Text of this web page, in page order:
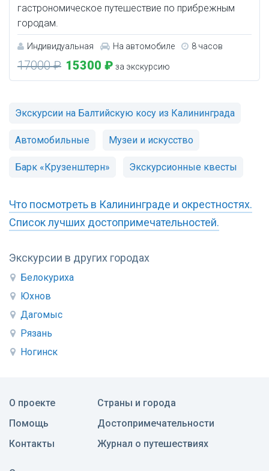
Экскурсии в других городах
Белокуриха
Юхнов
Дагомыс
Рязань
Ногинск
гастрономическое путешествие по прибрежным
городам.
Индивидуальная На автомобиле 8 часов
17000 ₽ 15300 ₽ за экскурсию
Экскурсии на Балтийскую косу из Калининграда
Автомобильные Музеи и искусство
Барк «Крузенштерн» Экскурсионные квесты
Что посмотреть в Калининграде и окрестностях.
Список лучших достопримечательностей.
О проекте
Помощь
Контакты
Страны и города
Достопримечательности
Журнал о путешествиях